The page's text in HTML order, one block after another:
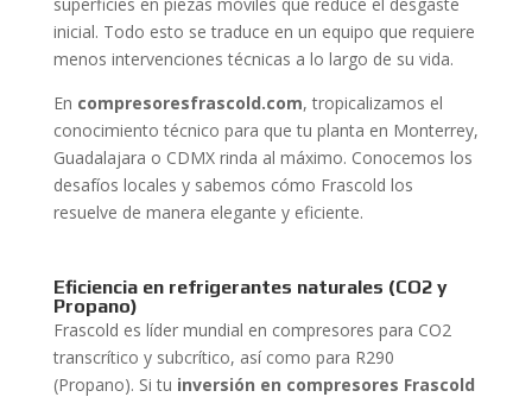
inicial. Todo esto se traduce en un equipo que requiere
menos intervenciones técnicas a lo largo de su vida.
En compresoresfrascold.com, tropicalizamos el
conocimiento técnico para que tu planta en Monterrey,
Guadalajara o CDMX rinda al máximo. Conocemos los
desafíos locales y sabemos cómo Frascold los
resuelve de manera elegante y eficiente.
Eficiencia en refrigerantes naturales (CO2 y
Propano)
Frascold es líder mundial en compresores para CO2
transcrítico y subcrítico, así como para R290
(Propano). Si tu inversión en compresores Frascold